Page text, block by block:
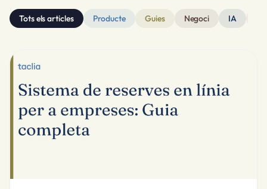
Tots els articles Producte Guies Negoci IA